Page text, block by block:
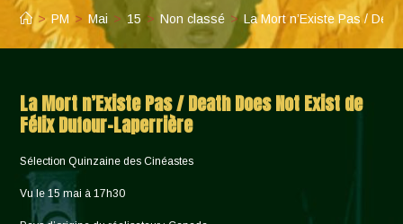
> PM > Mai > 15 > Non classé > La Mort n’Existe Pas /
La Mort n’Existe Pas / Death Does Not Exist de
Félix Dufour-Laperrière
Sélection Quinzaine des Cinéastes
Vu le 15 mai à 17h30